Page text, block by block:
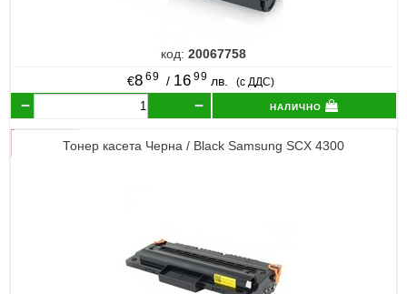
код: 20067758
€8 69 / 16 99 лв. (с ДДС)
налично
Тонер касета Черна / Black Samsung SCX 4300